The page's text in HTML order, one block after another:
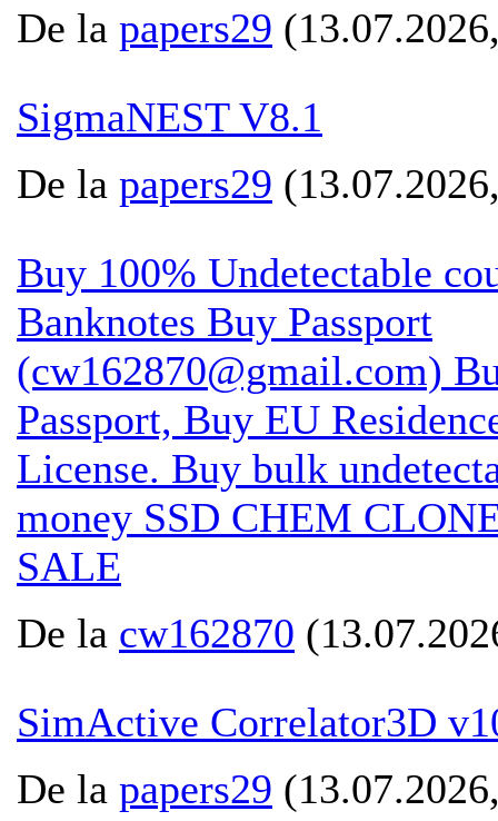
De la papers29
SigmaNEST V8.1
De la papers29
Buy 100% Undetectable
Banknotes Buy Passport
(cw162870@gmail.com)
Passport, Buy EU
License. Buy bulk
money SSD CHEM
SALE
De la cw162870
SimActive Correlator3D
De la papers29